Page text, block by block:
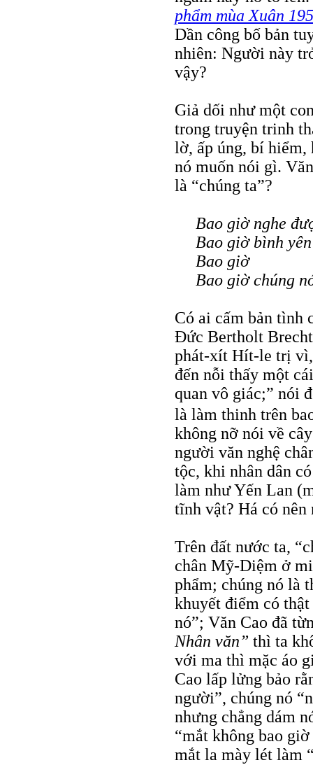
phẩm mùa Xuân
Dần công bố bản
nhiên: Người này
vậy?
Giả dối như một
trong truyện trinh
lờ, ấp úng, bí hiểm,
nó muốn nói gì.
là “chúng ta”?
Bao giờ nghe
Bao giờ bình
Bao giờ
Bao giờ chúng
Có ai cấm bản tình
Đức Bertholt
phát-xít Hít-le trị vì,
đến nỗi thấy một
quan vô giác;” nói
là làm thinh trên
không nỡ nói về
người văn nghệ
tộc, khi nhân dân
làm như Yến Lan
tĩnh vật? Há có
Trên đất nước ta,
chân Mỹ-Diệm ở
phẩm; chúng nó là
khuyết điểm có
nó”; Văn Cao đã
Nhân văn” thì ta
với ma thì mặc áo
Cao lấp lửng bảo
người”, chúng nó
nhưng chẳng dám
“mắt không bao
mắt la mày lét làm